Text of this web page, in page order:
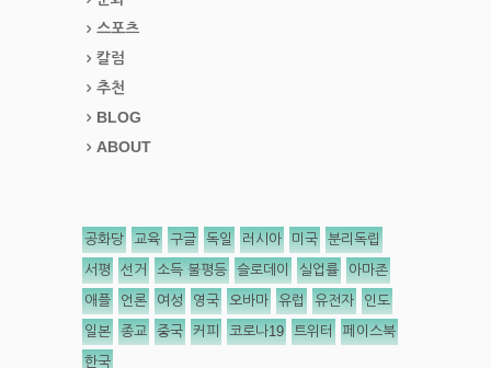
스포츠
칼럼
추천
BLOG
ABOUT
공화당 교육 구글 독일 러시아 미국 분리독립
서평 선거 소득 불평등 슬로데이 실업률 아마존
애플 언론 여성 영국 오바마 유럽 유전자 인도
일본 종교 중국 커피 코로나19 트위터 페이스북
한국